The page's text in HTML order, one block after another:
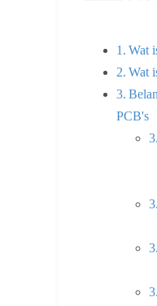
Wat
Wat
PCB's